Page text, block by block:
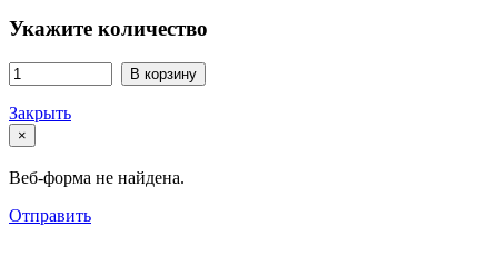
Укажите количество
В корзину
Закрыть
×
Веб-форма не найдена.
Отправить